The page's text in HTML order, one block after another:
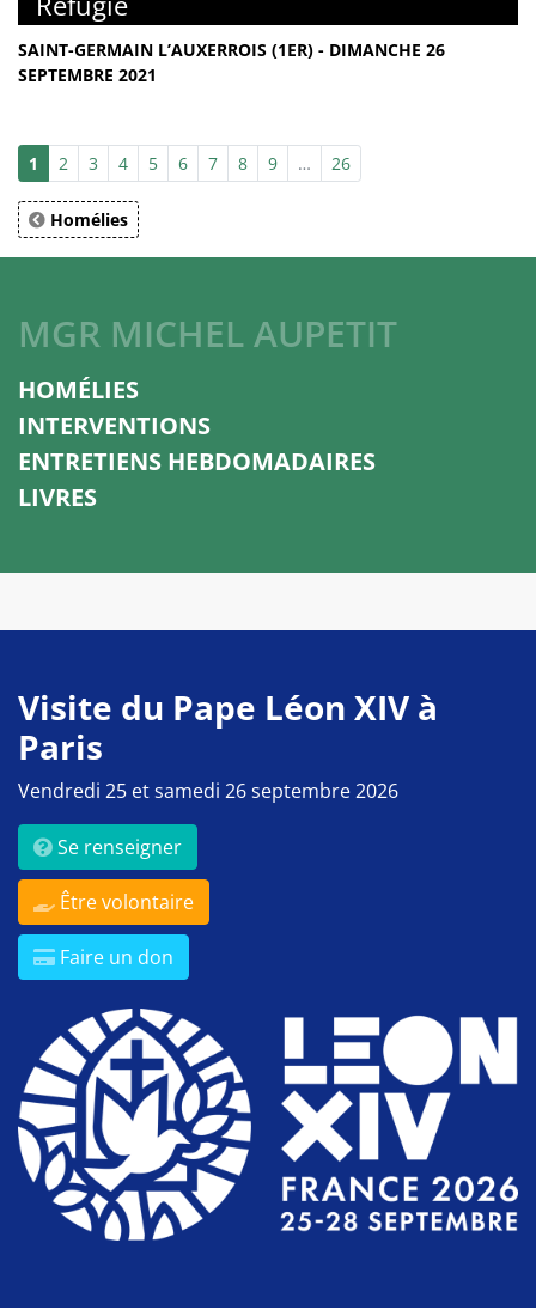
SAINT-GERMAIN L’AUXERROIS (1ER) - DIMANCHE 26
SEPTEMBRE 2021
1 2 3 4 5 6 7 8 9 … 26
Homélies
MGR MICHEL AUPETIT
HOMÉLIES
INTERVENTIONS
ENTRETIENS HEBDOMADAIRES
LIVRES
Visite du Pape Léon XIV à
Paris
Vendredi 25 et samedi 26 septembre 2026
Se renseigner
Être volontaire
Faire un don